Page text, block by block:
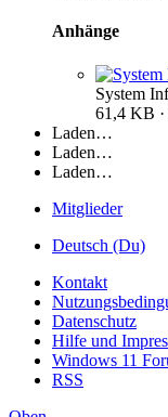
Anhänge
System
61,4 KB
Laden…
Laden…
Laden…
Mitglieder
Deutsch (Du)
Kontakt
Datenschutz
Hilfe und
Windows 11
RSS